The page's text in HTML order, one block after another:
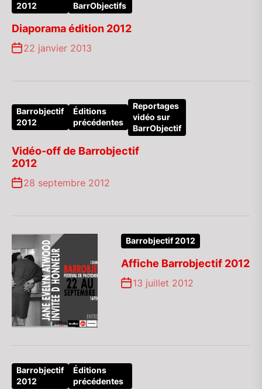
2012 BarrObjectifs
Diaporama édition 2012
22 janvier 2013
Barrobjectif
2012
Éditions
précédentes
Reportages
vidéo sur
BarrObjectif
Vidéo-off de Barrobjectif
2012
28 septembre 2012
Barrobjectif 2012
Affiche Barrobjectif 2012
13 juillet 2012
Barrobjectif
2012
Éditions
précédentes